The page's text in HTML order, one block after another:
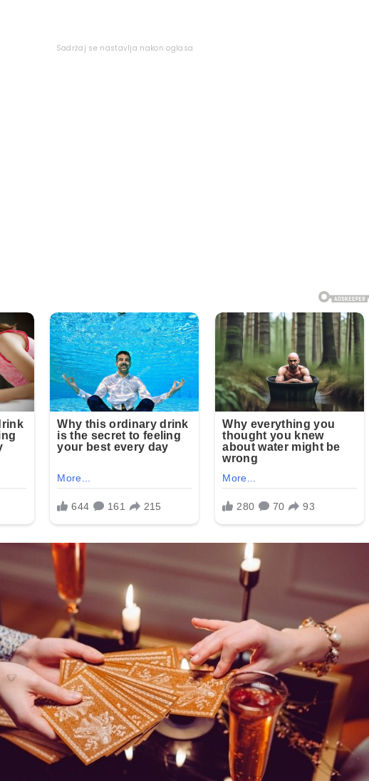
Sadržaj se nastavlja nakon oglasa